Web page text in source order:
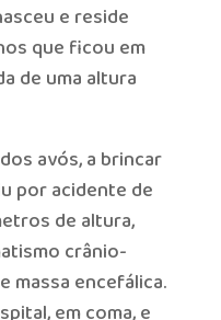
e reside
que ficou em
de uma altura
avós, a brincar
por acidente de
de altura,
crânio-
massa encefálica.
em coma, e